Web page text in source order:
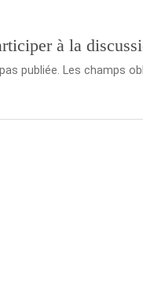
à la
publiée. Les champs